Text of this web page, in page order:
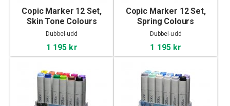
Copic Marker 12 Set,
Skin Tone Colours
Dubbel-udd
1 195 kr
Copic Marker 12 Set,
Spring Colours
Dubbel-udd
1 195 kr